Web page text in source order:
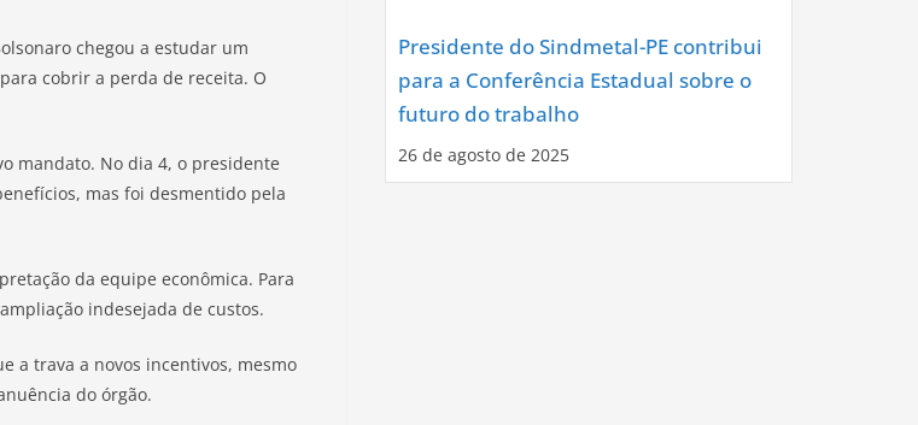
chegou a estudar um
para cobrir a perda de receita. O
mandato. No dia 4, o presidente
mas foi desmentido pela
da equipe econômica. Para
indesejada de custos.
a trava a novos incentivos, mesmo
do órgão.
Salarial 2025-2026 começa
mobilização nas portas das
de agosto de 2025
Presidente do Sindmetal-PE contribui
para a Conferência Estadual sobre o
futuro do trabalho
26 de agosto de 2025